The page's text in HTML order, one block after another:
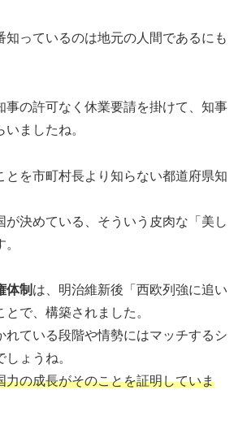
知っているのは地元の人間であるにも
事の許可なく休業要請を掛けて、知事
ましたね。
とを市町村長より知らない都道府県知
が決めている、そういう皮肉な「美し
体制 は、明治維新後「西欧列強に追い
で、構築されました。
れている段階や情勢にはマッチするシ
ょうね。
力の成長がそのことを証明していま